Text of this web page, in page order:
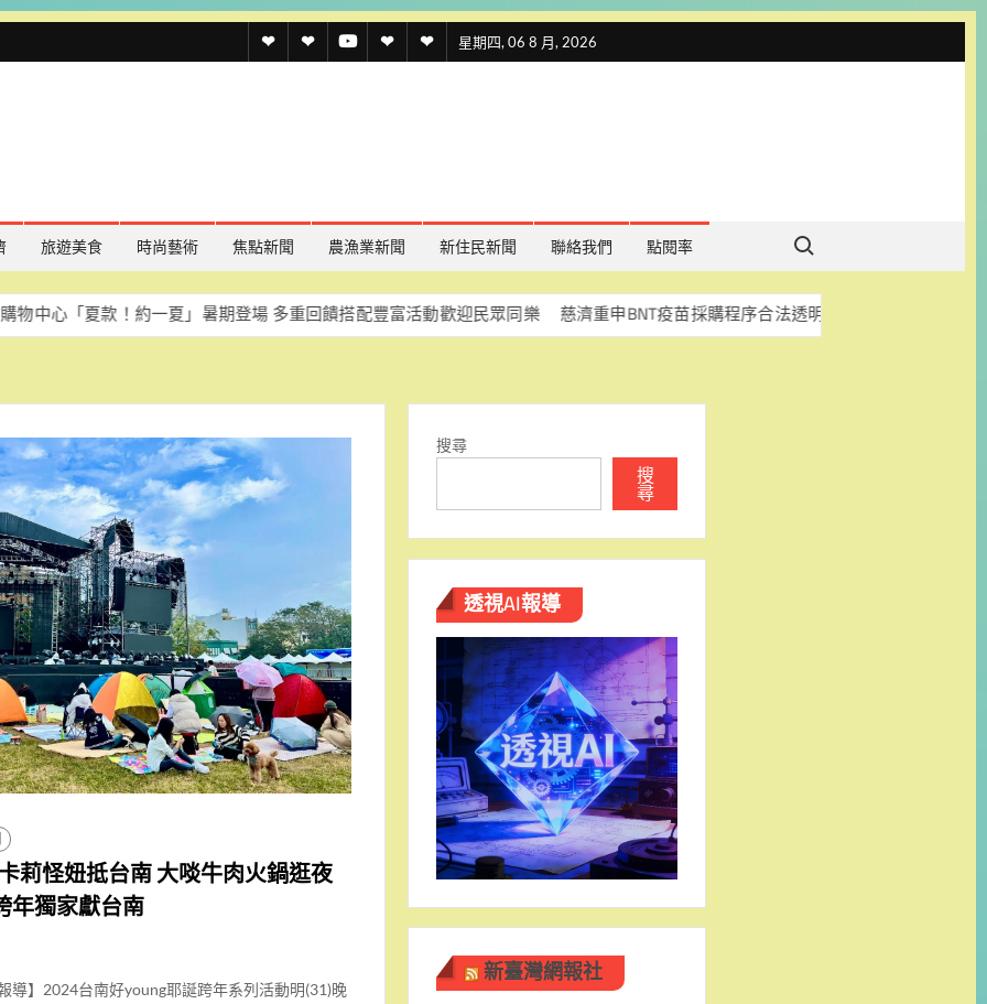
星期四, 06 8 月, 2026
透 透
名
透 聯 官
旅遊美食 時尚藝術 焦點新聞 農漁業新聞 新住民新聞 聯絡我們 點閱率
Search for:
款！約一夏」暑期登場 多重回饋搭配豐富活動歡迎民眾同樂 慈濟重申BNT疫苗採購程序合法透明 盼司法釐清真相
莉怪妞抵台南 大啖牛肉火鍋逛夜
年獨家獻台南
導】2024台南好young耶誕跨年系列活動明(31)晚
搜尋
搜
尋
透視AI報導
新臺灣網報社